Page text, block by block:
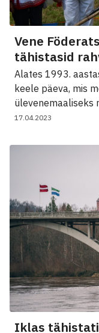
Vene
tähistasid
Alates 1993.
keele päeva, mis
ülevenemaaliseks
17.04.2023
Iklas